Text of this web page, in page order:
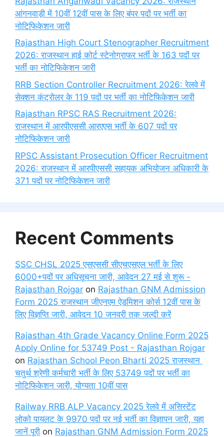
आंगनवाड़ी में 10वीं 12वीं पास के लिए बंपर पदों पर भर्ती का
नोटिफिकेशन जारी
Rajasthan High Court Stenographer Recruitment
2026: राजस्थान हाई कोर्ट स्टेनोग्राफर भर्ती के 163 पदों पर
भर्ती का नोटिफिकेशन जारी
RRB Section Controller Recruitment 2026: रेलवे में
सेक्शन कंट्रोलर के 119 पदों पर भर्ती का नोटिफिकेशन जारी
Rajasthan RPSC RAS Recruitment 2026:
राजस्थान में आरपीएससी आरएएस भर्ती के 607 पदों पर
नोटिफिकेशन जारी
RPSC Assistant Prosecution Officer Recruitment
2026: राजस्थान में आरपीएससी सहायक अभियोजन अधिकारी के
371 पदों पर नोटिफिकेशन जारी
Recent Comments
SSC CHSL 2025 एसएससी सीएचएसएल भर्ती के लिए
6000+पदों पर अधिसूचना जारी, आवेदन 27 मई से शुरू -
Rajasthan Rojgar on Rajasthan GNM Admission
Form 2025 राजस्थान जीएनएम ऐडमिशन कोर्स 12वीं पास के
लिए विज्ञप्ति जारी, आवेदन 10 जनवरी तक जल्दी करें
Rajasthan 4th Grade Vacancy Online Form 2025
Apply Online for 53749 Post - Rajasthan Rojgar
on Rajasthan School Peon Bharti 2025 राजस्थान
चतुर्थ श्रेणी कर्मचारी भर्ती के लिए 53749 पदों पर भर्ती का
नोटिफिकेशन जारी, योग्यता 10वीं पास
Railway RRB ALP Vacancy 2025 रेलवे में असिस्टेंट
लोको पायलट के 9970 पदों पर नई भर्ती का विज्ञापन जारी, यहा
जानें पूरी on Rajasthan GNM Admission Form 2025